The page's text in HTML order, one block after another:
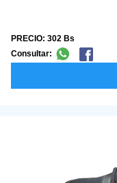
PRECIO: 302 Bs
Consultar: